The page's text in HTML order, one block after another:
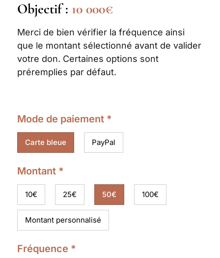
Objectif : 10 000€
Merci de bien vérifier la fréquence ainsi
que le montant sélectionné avant de valider
votre don. Certaines options sont
préremplies par défaut.
Mode de paiement *
Carte bleue PayPal
Montant *
10€ 25€ 50€ 100€
Montant personnalisé
Fréquence *